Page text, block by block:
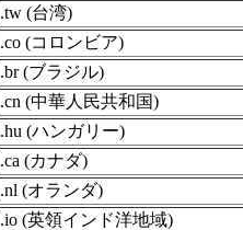
.tw (台湾)
.co (コロンビア)
.br (ブラジル)
.cn (中華人民共和国)
.hu (ハンガリー)
.ca (カナダ)
.nl (オランダ)
.io (英領インド洋地域)